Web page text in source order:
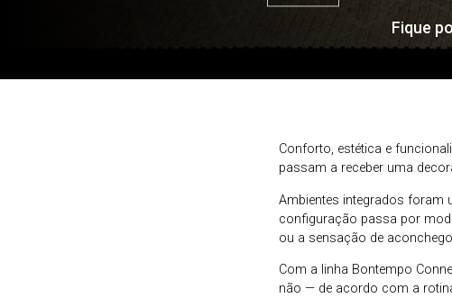
Fique
Conforto, estética e
passam a receber uma
Ambientes integrados foram
configuração passa por
ou a sensação de
Com a linha Bontempo
não — de acordo com a